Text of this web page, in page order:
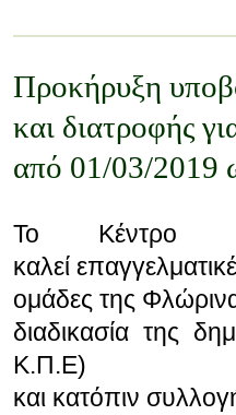
Προκήρυξη
και διατροφής
από 01/03/2019
Το Κέντρο
καλεί
ομάδες της
διαδικασία της
Κ.Π.Ε)
και κατόπιν